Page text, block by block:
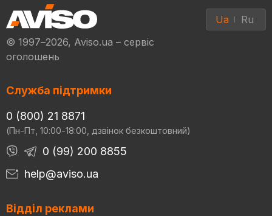
© 1997–2026, Aviso.ua – сервіс
оголошень
Ua Ru
Служба підтримки
0 (800) 21 8871
(Пн-Пт, 10:00-18:00, дзвінок безкоштовний)
0 (99) 200 8855
help@aviso.ua
Відділ реклами